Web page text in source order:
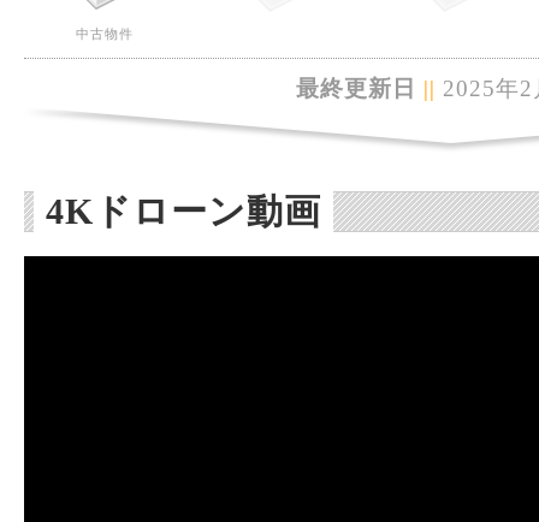
中古物件
最終更新日 || 2025年
4Kドローン動画